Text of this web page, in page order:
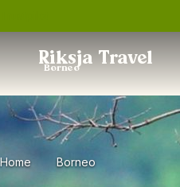
Riksja Travel
Borneo
Home Borneo